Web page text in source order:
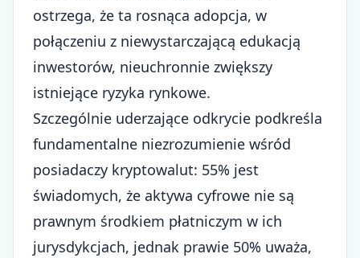
ostrzega, że ta rosnąca adopcja, w
połączeniu z niewystarczającą edukacją
inwestorów, nieuchronnie zwiększy
istniejące ryzyka rynkowe.
Szczególnie uderzające odkrycie podkreśla
fundamentalne niezrozumienie wśród
posiadaczy kryptowalut: 55% jest
świadomych, że aktywa cyfrowe nie są
prawnym środkiem płatniczym w ich
jurysdykcjach, jednak prawie 50% uważa,